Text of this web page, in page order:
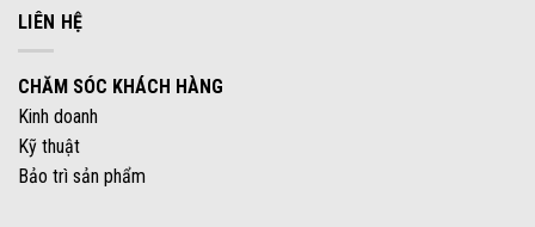
LIÊN HỆ
CHĂM SÓC KHÁCH HÀNG
Kinh doanh
Kỹ thuật
Bảo trì sản phẩm